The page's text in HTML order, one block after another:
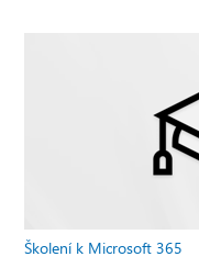
Školení k Microsoft 365